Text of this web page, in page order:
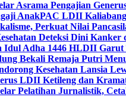
Asrama Pengajian
AnakPAC LDII
Perkuat Nilai
Deteksi Dini Kanker
Idul Adha 1446 HLDII Garut
Bekali Remaja Putri
Kesehatan Lansia
LDII Ketileng dan
Pelatihan Jurnalistik,